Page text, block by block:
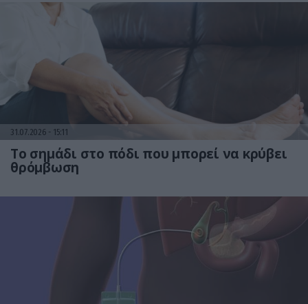
31.07.2026 15:11
Το σημάδι στο πόδι που μπορεί να κρύβει
θρόμβωση